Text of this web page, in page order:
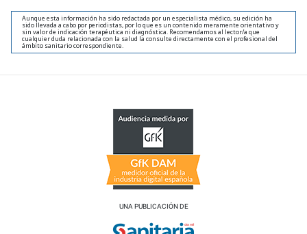
Aunque esta información ha sido redactada por un especialista médico, su edición ha
sido llevada a cabo por periodistas, por lo que es un contenido meramente orientativo y
sin valor de indicación terapéutica ni diagnóstica. Recomendamos al lector/a que
cualquier duda relacionada con la salud la consulte directamente con el profesional del
ámbito sanitario correspondiente.
UNA PUBLICACIÓN DE